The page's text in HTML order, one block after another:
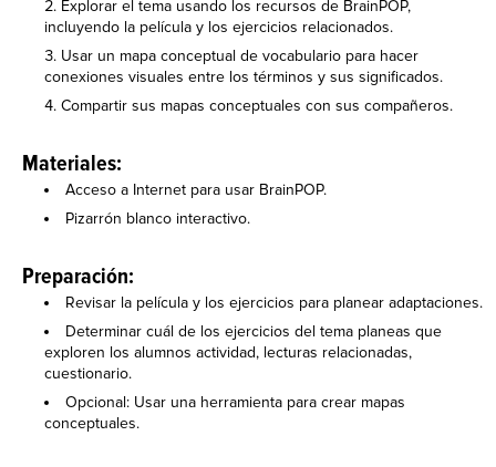
Explorar el tema usando los recursos de BrainPOP,
incluyendo la película y los ejercicios relacionados.
Usar un mapa conceptual de vocabulario para hacer
conexiones visuales entre los términos y sus significados.
Compartir sus mapas conceptuales con sus compañeros.
Materiales:
Acceso a Internet para usar BrainPOP.
Pizarrón blanco interactivo.
Preparación:
Revisar la película y los ejercicios para planear adaptaciones.
Determinar cuál de los ejercicios del tema planeas que
exploren los alumnos actividad, lecturas relacionadas,
cuestionario.
Opcional: Usar una herramienta para crear mapas
conceptuales.